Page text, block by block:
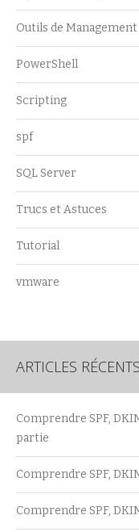
Outils de Management
PowerShell
Scripting
spf
SQL Server
Trucs et Astuces
Tutorial
vmware
ARTICLES RÉCENTS
Comprendre SPF,
partie
Comprendre SPF,
Comprendre SPF,